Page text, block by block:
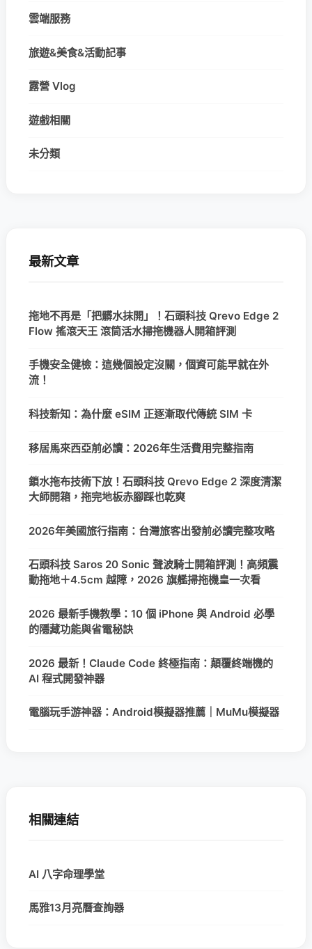
雲端服務
旅遊&美食&活動記事
露營 Vlog
遊戲相關
未分類
最新文章
拖地不再是「把髒水抹開」！石頭科技 Qrevo Edge 2
Flow 搖滾天王 滾筒活水掃拖機器人開箱評測
手機安全健檢：這幾個設定沒關，個資可能早就在外
流！
科技新知：為什麼 eSIM 正逐漸取代傳統 SIM 卡
移居馬來西亞前必讀：2026年生活費用完整指南
鎖水拖布技術下放！石頭科技 Qrevo Edge 2 深度清潔
大師開箱，拖完地板赤腳踩也乾爽
2026年美國旅行指南：台灣旅客出發前必讀完整攻略
石頭科技 Saros 20 Sonic 聲波騎士開箱評測！高頻震
動拖地＋4.5cm 越障，2026 旗艦掃拖機皇一次看
2026 最新手機教學：10 個 iPhone 與 Android 必學
的隱藏功能與省電秘訣
2026 最新！Claude Code 終極指南：顛覆終端機的
AI 程式開發神器
電腦玩手游神器：Android模擬器推薦｜MuMu模擬器
相關連結
AI 八字命理學堂
馬雅13月亮曆查詢器